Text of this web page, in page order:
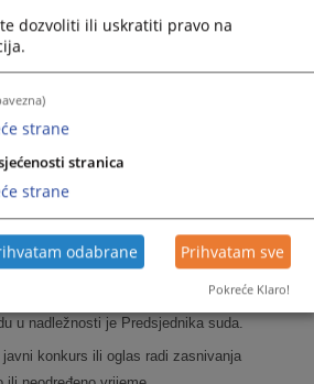
odnos predaju se na pisarnici suda, ili
bb
se na način i u postupku propisanom
u nadležnosti je Predsjednika suda.
konkurs ili oglas radi zasnivanja
dozvoliti ili uskratiti pravo na
strane
stranica
strane
odabrane Prihvatam sve
Pokreće Klaro!